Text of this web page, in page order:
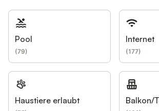
Pool
(79)
Internet
(177)
Haustiere erlaubt Balkon/